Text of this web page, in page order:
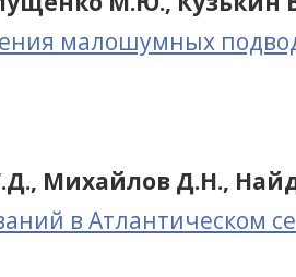
малошумных
Михайлов Д.Н.,
в Атлантическом